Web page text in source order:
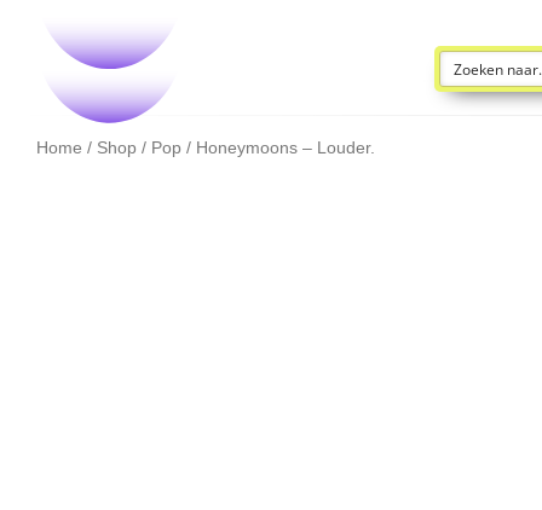
Home / Shop / Pop / Honeymoons – Louder.